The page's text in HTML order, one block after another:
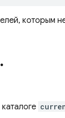
которым
.